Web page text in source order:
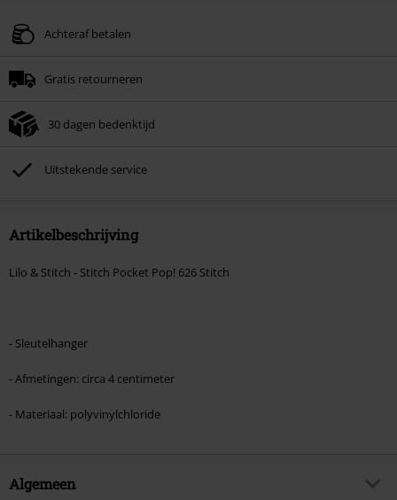
Geldig t/m 09-08-2026
Zodra je de code hebt ingevoerd, wordt de korting automatisch verrekend in
Kan niet gecombineerd worden met andere kortingscodes. Boeken, media,
Toten Hosen, Metality, cadeaubonnen en artikelen met een inbegrepen
donatie zijn uitgesloten van de korting.
Achteraf betalen
Gratis retourneren
30 dagen bedenktijd
Uitstekende service
Artikelbeschrijving
Lilo & Stitch - Stitch Pocket Pop! 626 Stitch
- Sleutelhanger
- Afmetingen: circa 4 centimeter
- Materiaal: polyvinylchloride
Algemeen